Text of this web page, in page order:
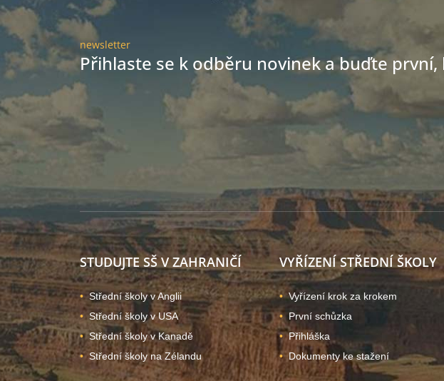
newsletter
Přihlaste se k odběru novinek a buďte první,
STUDUJTE SŠ V ZAHRANIČÍ
Střední školy v Anglii
Střední školy v USA
Střední školy v Kanadě
Střední školy na Zélandu
VYŘÍZENÍ STŘEDNÍ ŠKOLY
Vyřízení krok za krokem
První schůzka
Přihláška
Dokumenty ke stažení